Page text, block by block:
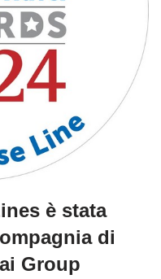
è stata
di
Group